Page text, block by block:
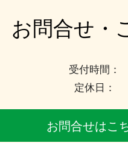
お問合せ・
受付時間：
定休日：
お問合せはこ